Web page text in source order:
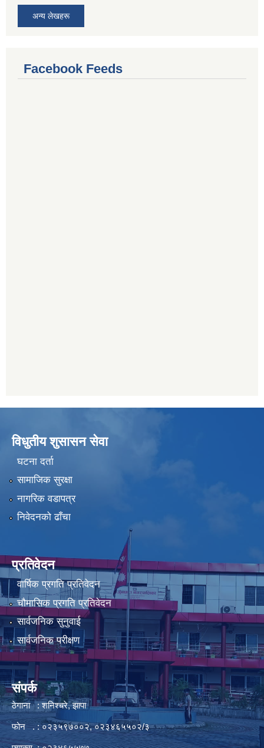
अन्य लेखहरू
Facebook Feeds
विधुतीय शुसासन सेवा
घटना दर्ता
सामाजिक सुरक्षा
नागरिक वडापत्र
निवेदनको ढाँचा
प्रतिवेदन
वार्षिक प्रगति प्रतिवेदन
चौमासिक प्रगति प्रतिवेदन
सार्वजनिक सुनुवाई
सार्वजनिक परीक्षण
संपर्क
ठेगाना : शनिश्चरे, झापा
फोन . : ०२३५९७००२, ०२३४६५५०२/३